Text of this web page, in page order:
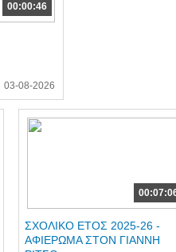
00:00:46
03-08-2026
ΣΧΟΛΙΚΟ ΕΤΟΣ 2025-26 -
ΑΦΙΕΡΩΜΑ ΣΤΟΝ ΓΙΑΝΝΗ